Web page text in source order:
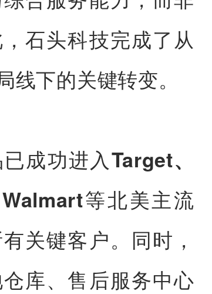
石头科技完成了从
下的关键转变。
成功进入Target、
等北美主流
关键客户。同时，
库、售后服务中心